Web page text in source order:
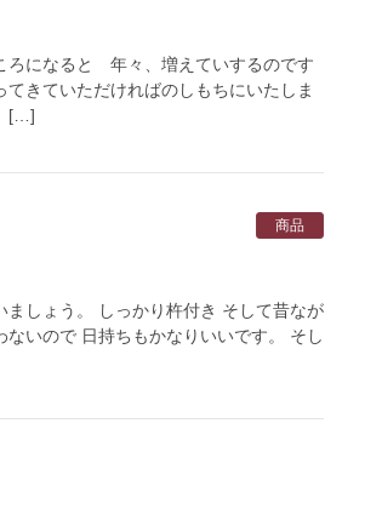
ろになると 年々、増えていするのです
きていただければのしもちにいたしま
[…]
商品
しょう。 しっかり杵付き そして昔なが
いので 日持ちもかなりいいです。 そし